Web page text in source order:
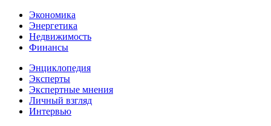
Экономика
Энергетика
Недвижимость
Финансы
Энциклопедия
Эксперты
Экспертные мнения
Личный взгляд
Интервью